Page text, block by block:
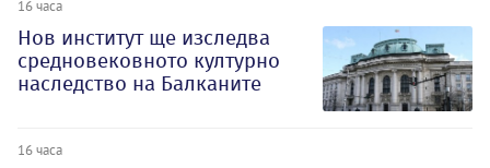
16 часа
Нов институт ще изследва
средновековното културно
наследство на Балканите
16 часа